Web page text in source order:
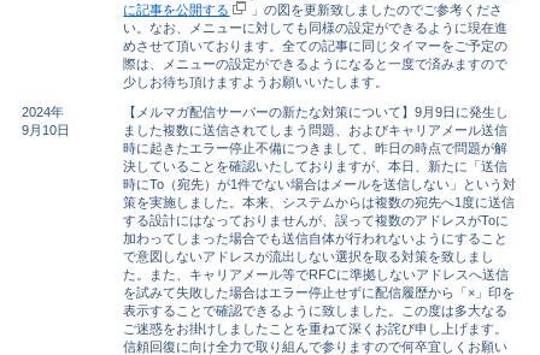
に記事を公開する
」の図を更新致しましたのでご参考くださ
い。なお、メニューに対しても同様の設定ができるように現在進
めさせて頂いております。全ての記事に同じタイマーをご予定の
際は、メニューの設定ができるようになると一度で済みますので
少しお待ち頂けますようお願いいたします。
2024年
9月10日
【メルマガ配信サーバーの新たな対策について】9月9日に発生し
ました複数に送信されてしまう問題、およびキャリアメール送信
時に起きたエラー停止不備につきまして、昨日の時点で問題が解
決していることを確認いたしておりますが、本日、新たに「送信
時にTo（宛先）が1件でない場合はメールを送信しない」という対
策を実施しました。本来、システムからは複数の宛先へ1度に送信
する設計にはなっておりませんが、誤って複数のアドレスがToに
加わってしまった場合でも送信自体が行われないようにすること
で意図しないアドレスが流出しない選択を取る対策を致しまし
た。また、キャリアメール等でRFCに準拠しないアドレスへ送信
を試みて失敗した場合はエラー停止せずに配信履歴から「×」印を
表示することで確認できるように致しました。この度は多大なる
ご迷惑をお掛けしましたことを重ねて深くお詫び申し上げます。
信頼回復に向け全力で取り組んで参りますので何卒宜しくお願い